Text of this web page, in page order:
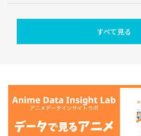
すべて見る